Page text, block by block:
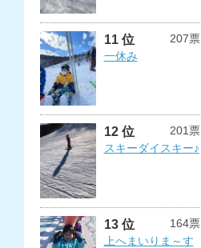
11 位
207票
一休み
12 位
201票
スキーダイスキー♪
13 位
164票
上へまいりま～す